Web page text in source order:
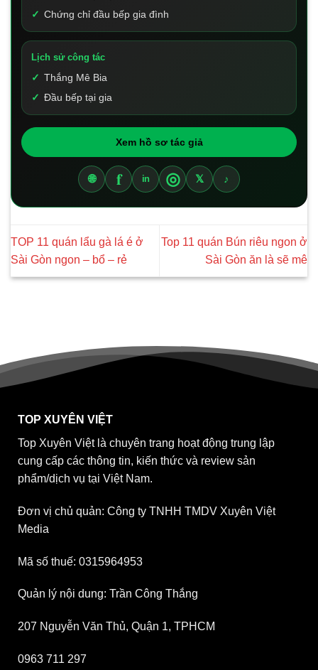
Chứng chỉ đầu bếp gia đình
Lịch sử công tác
Thắng Mê Bia
Đầu bếp tại gia
Xem hồ sơ tác giả
🌐 f in ◎ 𝕏 ♪
TOP 11 quán lẩu gà lá é ở
Sài Gòn ngon – bổ – rẻ
Top 11 quán Bún riêu ngon ở
Sài Gòn ăn là sẽ mê
TOP XUYÊN VIỆT
Top Xuyên Việt là chuyên trang hoạt động trung lập
cung cấp các thông tin, kiến thức và review sản
phẩm/dịch vụ tại Việt Nam.
Đơn vị chủ quản: Công ty TNHH TMDV Xuyên Việt
Media
Mã số thuế: 0315964953
Quản lý nội dung: Trần Công Thắng
207 Nguyễn Văn Thủ, Quận 1, TPHCM
0963 711 297